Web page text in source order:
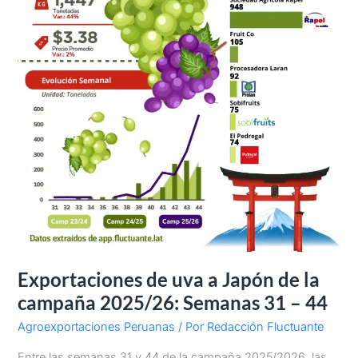
Exportaciones de uva a Japón de la
campaña 2025/26: Semanas 31 – 44
Agroexportaciones Peruanas / Por Redacción Fluctuante
2025/26:
Semanas
44